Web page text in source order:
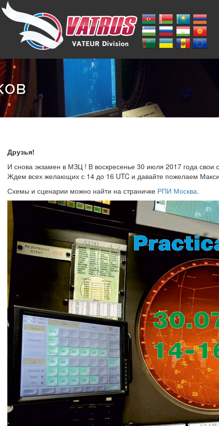
Друзья!
И снова экзамен в МЗЦ ! В воскресенье 30 июля 2017 года
Ждем всех желающих с 14 до 16 UTC и давайте пожелаем
Схемы и сценарии можно найти на страничке РПИ Москва.